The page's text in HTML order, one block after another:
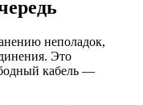
неполадок,
Это
кабель —